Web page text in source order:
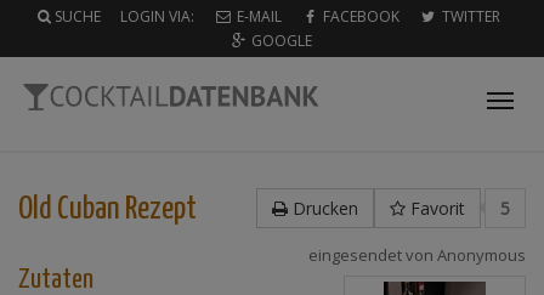
SUCHE LOGIN VIA: E-MAIL FACEBOOK
TWITTER
GOOGLE
Drucken Favorit 5
Old Cuban Rezept
eingesendet von Anonymous
Zutaten